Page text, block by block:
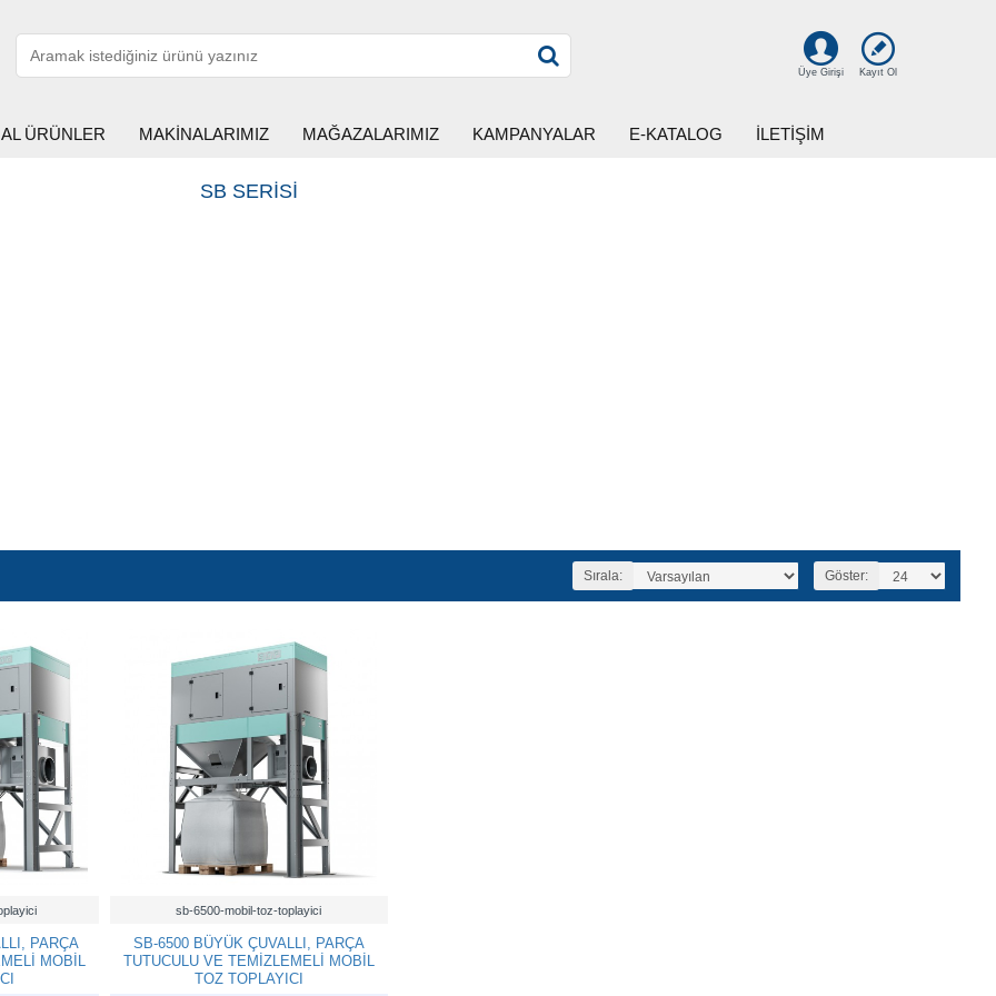
Üye Girişi Kayıt Ol
ÜRÜNLER MAKİNALARIMIZ MAĞAZALARIMIZ KAMPANYALAR E-KATALOG İLETİŞİM
SB SERİSİ
Sırala: Göster:
PARÇA
MOBİL
sb-6500-mobil-toz-toplayici
SB-6500 BÜYÜK ÇUVALLI, PARÇA
TUTUCULU VE TEMİZLEMELİ MOBİL
TOZ TOPLAYICI